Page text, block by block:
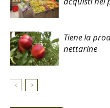
Tiene la
nettarine